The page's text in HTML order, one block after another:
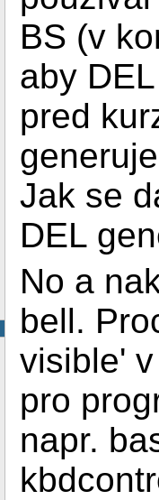
BS (v
aby
pred
Jak se
DEL
No a
bell.
visible'
pro
napr.